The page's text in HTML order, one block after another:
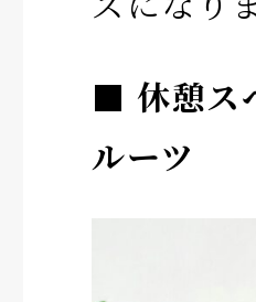
■ 休憩ス
ルーツ